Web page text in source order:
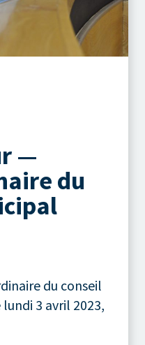
—
du
du conseil
3 avril 2023,